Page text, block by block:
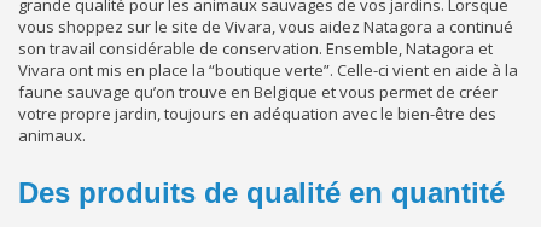
grande qualité pour les animaux sauvages de vos jardins. Lorsque
vous shoppez sur le site de Vivara, vous aidez Natagora a continué
son travail considérable de conservation. Ensemble, Natagora et
Vivara ont mis en place la “boutique verte”. Celle-ci vient en aide à la
faune sauvage qu’on trouve en Belgique et vous permet de créer
votre propre jardin, toujours en adéquation avec le bien-être des
animaux.
Des produits de qualité en quantité